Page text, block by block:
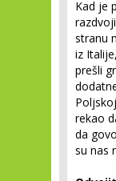
Kad je
stranu
iz
prešli
rekao
da
su nas